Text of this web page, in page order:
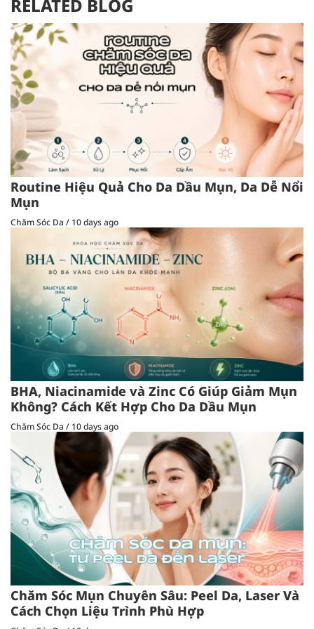
RELATED BLOG
Routine Hiệu Quả Cho Da Dầu Mụn, Da Dễ Nổi
Mụn
Chăm Sóc Da / 10 days ago
BHA, Niacinamide và Zinc Có Giúp Giảm Mụn
Không? Cách Kết Hợp Cho Da Dầu Mụn
Chăm Sóc Da / 10 days ago
Chăm Sóc Mụn Chuyên Sâu: Peel Da, Laser Và
Cách Chọn Liệu Trình Phù Hợp